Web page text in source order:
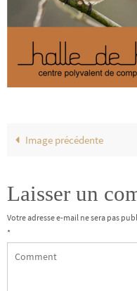
Image précédente
Laisser un
Votre adresse e-mail ne sera pas
*